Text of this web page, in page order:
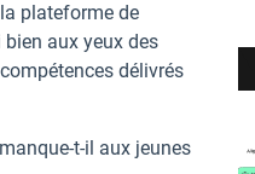
plateforme de
bien aux yeux des
délivrés
t-il aux jeunes